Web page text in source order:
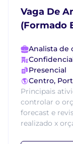
Vaga De
(Formado
Analista de
Presencial
Centro,
Principais
controlar o
forecast e
realizado x